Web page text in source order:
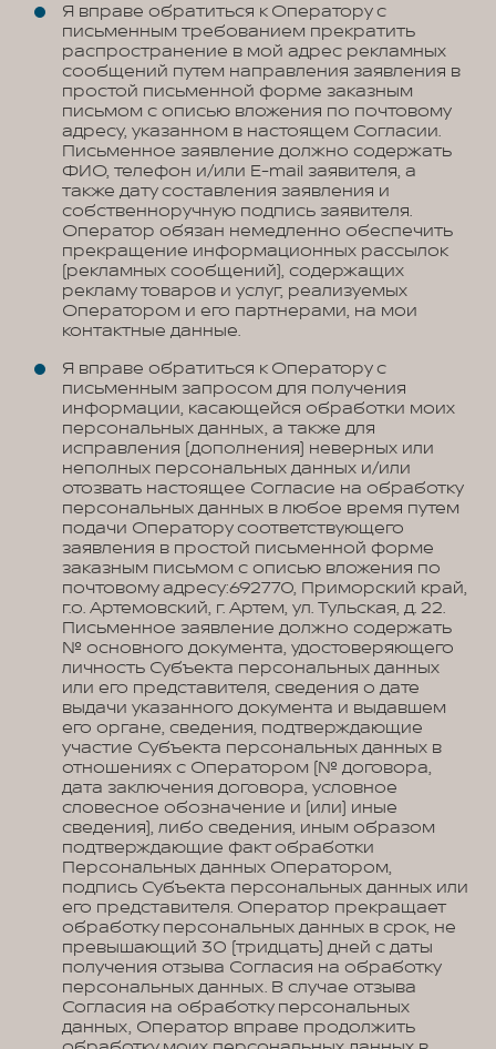
Я вправе обратиться к Оператору с
письменным требованием прекратить
распространение в мой адрес рекламных
сообщений путем направления заявления в
простой письменной форме заказным
письмом с описью вложения по почтовому
адресу, указанном в настоящем Согласии.
Письменное заявление должно содержать
ФИО, телефон и/или E-mail заявителя, а
также дату составления заявления и
собственноручную подпись заявителя.
Оператор обязан немедленно обеспечить
прекращение информационных рассылок
(рекламных сообщений), содержащих
рекламу товаров и услуг, реализуемых
Оператором и его партнерами, на мои
контактные данные.
Я вправе обратиться к Оператору с
письменным запросом для получения
информации, касающейся обработки моих
персональных данных, а также для
исправления (дополнения) неверных или
неполных персональных данных и/или
отозвать настоящее Согласие на обработку
персональных данных в любое время путем
подачи Оператору соответствующего
заявления в простой письменной форме
заказным письмом с описью вложения по
почтовому адресу:692770, Приморский край,
г.о. Артемовский, г. Артем, ул. Тульская, д. 22.
Письменное заявление должно содержать
№ основного документа, удостоверяющего
личность Субъекта персональных данных
или его представителя, сведения о дате
выдачи указанного документа и выдавшем
его органе, сведения, подтверждающие
участие Субъекта персональных данных в
отношениях с Оператором (№ договора,
дата заключения договора, условное
словесное обозначение и (или) иные
сведения), либо сведения, иным образом
подтверждающие факт обработки
Персональных данных Оператором,
подпись Субъекта персональных данных или
его представителя. Оператор прекращает
обработку персональных данных в срок, не
превышающий 30 (тридцать) дней с даты
получения отзыва Согласия на обработку
персональных данных. В случае отзыва
Согласия на обработку персональных
данных, Оператор вправе продолжить